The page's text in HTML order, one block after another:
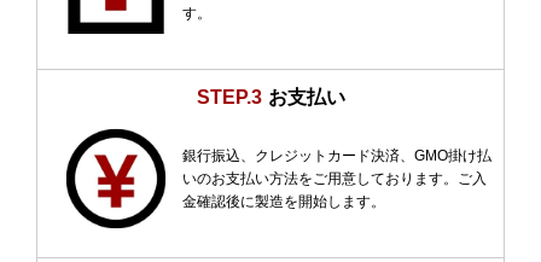
す。
STEP.3 お支払い
銀行振込、クレジットカード決済、GMO掛け払
いのお支払い方法をご用意しております。ご入
金確認後に製造を開始します。